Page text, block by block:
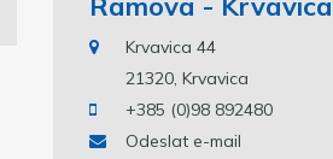
Krvavica 44
21320, Krvavica
+385 (0)98 892480
Odeslat e-mail